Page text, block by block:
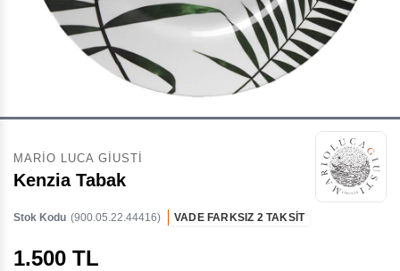
MARIO LUCA GIUSTI
Kenzia Tabak
Stok Kodu (900.05.22.44416) VADE FARKSIZ 2 TAKSİT
1.500 TL